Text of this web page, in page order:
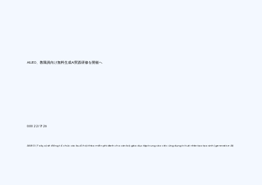
AIUEO、教職員向け無料生成AI実践研修を開催へ
0:00 22/7/26
AIUEO (Tokyo) sẽ đồng tổ chức các buổi hội thảo miễn phí dành cho cán bộ giáo dục tập trung vào việc ứng dụng trí tuệ nhân tạo tạo sinh (generative AI)